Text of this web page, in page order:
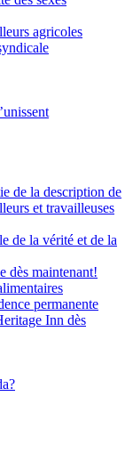
agricoles
de la description de
et travailleuses
de la vérité et de la
dès maintenant!
permanente
Inn dès